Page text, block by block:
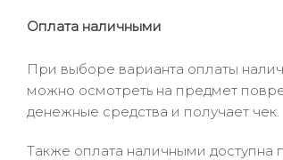
Оплата наличными
При выборе варианта оплаты
можно осмотреть на предмет
денежные средства и получает чек.
Также оплата наличными доступна